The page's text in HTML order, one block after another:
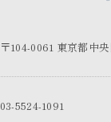
〒104-0061 東京都中
03-5524-1091